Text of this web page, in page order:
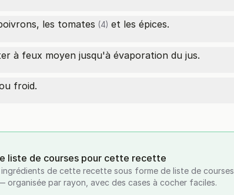
les tomates (4) et les épices.
à feux moyen jusqu'à évaporation du jus.
froid.
liste de courses pour cette recette
de cette recette sous forme de liste de courses
organisée par rayon, avec des cases à cocher faciles.